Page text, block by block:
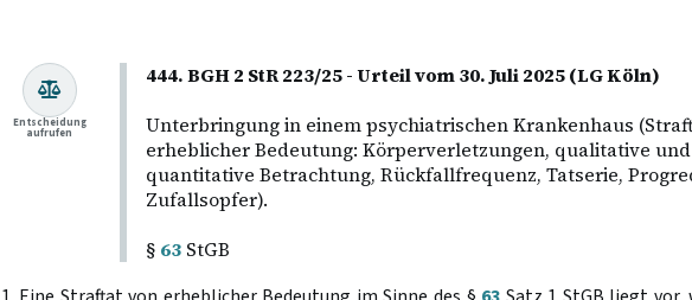
444. BGH 2 StR 223/25 - Urteil vom 30. Juli 2025 (LG Köln)
Unterbringung in einem psychiatrischen Krankenhaus
erheblicher Bedeutung: Körperverletzungen, qualitative und
quantitative Betrachtung, Rückfallfrequenz, Tatserie,
Zufallsopfer).
§ 63StGB
Entscheidung
aufrufen